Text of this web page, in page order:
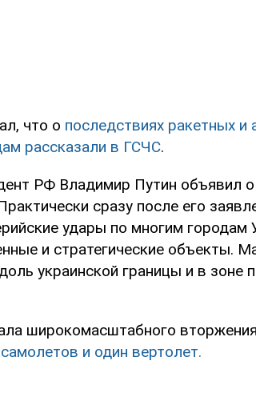
что о последствиях ракетных и
рассказали в ГСЧС.
РФ Владимир Путин объявил о
сразу после его
удары по многим
и стратегические объекты.
украинской границы и в зоне
широкомасштабного
и один вертолет.